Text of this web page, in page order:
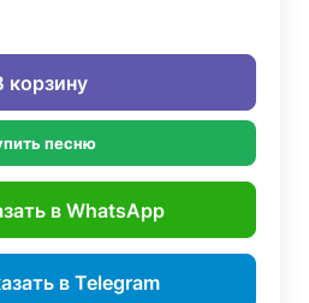
корзину
песню
в WhatsApp
в Telegram